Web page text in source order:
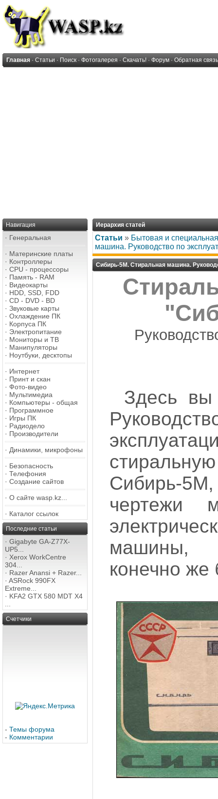
Главная · Статьи · Поиск · Фотогалерея · Скачать! · Форум · Обратная связь
Навигация
· Генеральная
· Материнские платы
· Контроллеры
· CPU - процессоры
· Память - RAM
· Видеокарты
· HDD, SSD, FDD
· CD - DVD - BD
· Звуковые карты
· Охлаждение ПК
· Корпуса ПК
· Электропитание
· Мониторы и ТВ
· Манипуляторы
· Ноутбуки, десктопы
· Интернет
· Принт и скан
· Фото-видео
· Мультимедиа
· Компьютеры - общая
· Программное
· Игры ПК
· Радиодело
· Производители
· Динамики, микрофоны
· Безопасность
· Телефония
· Создание сайтов
· О сайте wasp.kz...
· Каталог ссылок
Последние статьи
· Gigabyte GA-Z77X-
UP5...
· Xerox WorkCentre
304...
· Razer Anansi + Razer...
· ASRock 990FX
Extreme...
· KFA2 GTX 580 MDT X4
Счетчики
- Темы форума
- Комментарии
Иерархия статей
Статьи » Бытовая и
машина. Руководство по
Сибирь-5М. Стиральная машина.
Здесь вы
Сибирь-
чертежи
машины,
конечно же